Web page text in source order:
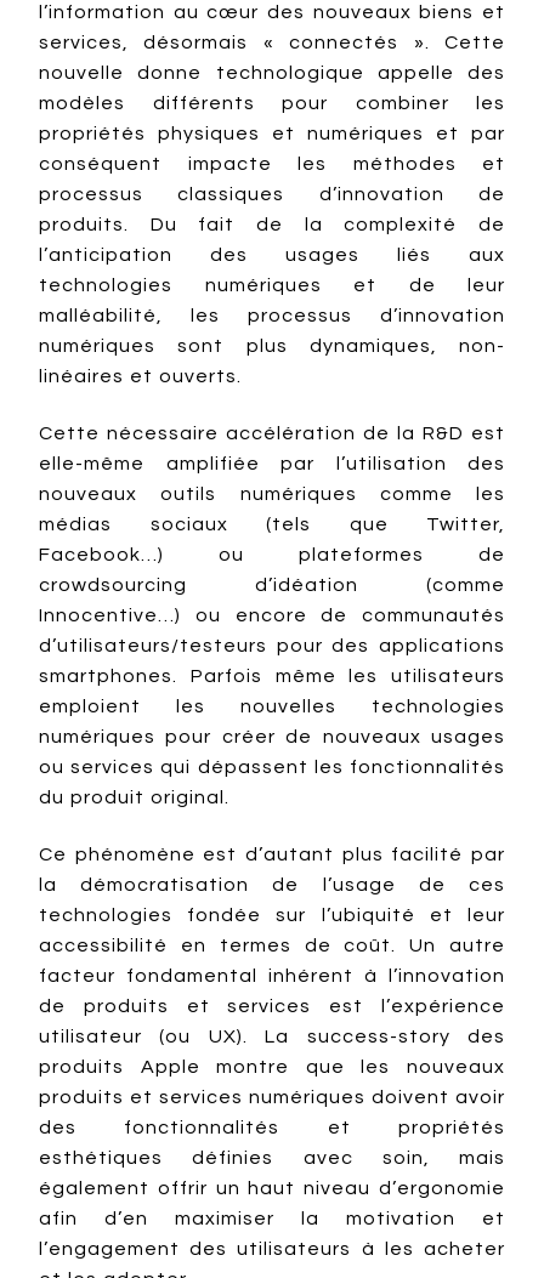
l’information au cœur des nouveaux biens et
services, désormais « connectés ». Cette
nouvelle donne technologique appelle des
modèles différents pour combiner les
propriétés physiques et numériques et par
conséquent impacte les méthodes et
processus classiques d’innovation de
produits. Du fait de la complexité de
l’anticipation des usages liés aux
technologies numériques et de leur
malléabilité, les processus d’innovation
numériques sont plus dynamiques, non-
linéaires et ouverts.
Cette nécessaire accélération de la R&D est
elle-même amplifiée par l’utilisation des
nouveaux outils numériques comme les
médias sociaux (tels que Twitter,
Facebook…) ou plateformes de
crowdsourcing d’idéation (comme
Innocentive…) ou encore de communautés
d’utilisateurs/testeurs pour des applications
smartphones. Parfois même les utilisateurs
emploient les nouvelles technologies
numériques pour créer de nouveaux usages
ou services qui dépassent les fonctionnalités
du produit original.
Ce phénomène est d’autant plus facilité par
la démocratisation de l’usage de ces
technologies fondée sur l’ubiquité et leur
accessibilité en termes de coût. Un autre
facteur fondamental inhérent à l’innovation
de produits et services est l’expérience
utilisateur (ou UX). La success-story des
produits Apple montre que les nouveaux
produits et services numériques doivent avoir
des fonctionnalités et propriétés
esthétiques définies avec soin, mais
également offrir un haut niveau d’ergonomie
afin d’en maximiser la motivation et
l’engagement des utilisateurs à les acheter